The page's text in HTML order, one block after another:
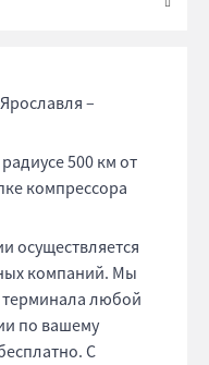
–
500 км от
компрессора
осуществляется
компаний. Мы
терминала любой
по вашему
С